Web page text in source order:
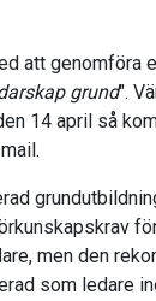
att genomföra
grund".
14 april så
men den
som ledare